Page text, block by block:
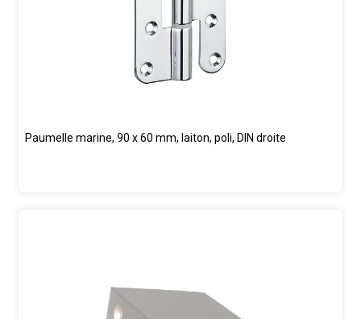
Paumelle marine, 90 x 60 mm, laiton, poli, DIN droite